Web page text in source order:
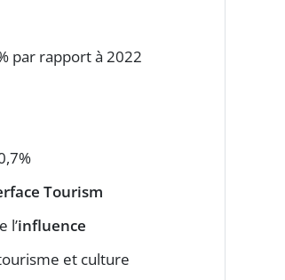
par rapport à 2022
Tourism
l’influence
et culture